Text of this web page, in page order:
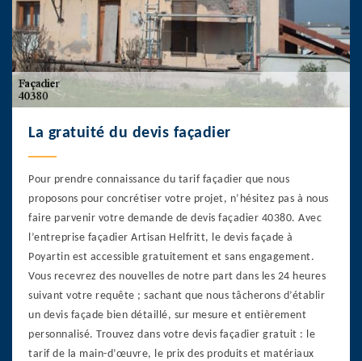
La gratuité du devis façadier
Pour prendre connaissance du tarif façadier que nous
proposons pour concrétiser votre projet, n’hésitez pas à nous
faire parvenir votre demande de devis façadier 40380. Avec
l’entreprise façadier Artisan Helfritt, le devis façade à
Poyartin est accessible gratuitement et sans engagement.
Vous recevrez des nouvelles de notre part dans les 24 heures
suivant votre requête ; sachant que nous tâcherons d’établir
un devis façade bien détaillé, sur mesure et entièrement
personnalisé. Trouvez dans votre devis façadier gratuit : le
tarif de la main-d’œuvre, le prix des produits et matériaux